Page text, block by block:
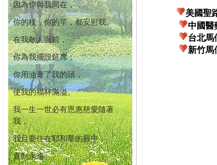
因為你與我同在，
你的杖，你的竿，都安慰我。
在我敵人面前，
你為我擺設筵席；
你用油膏了我的頭，
使我的福杯滿溢。
我一生一世必有恩惠慈愛隨著
我，
我且要住在耶和華的殿中，
直到永遠。
美國聖
中國醫
台北馬
新竹馬